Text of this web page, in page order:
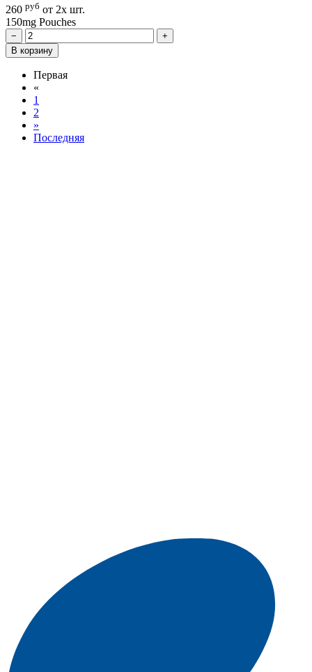
260 руб от 2х шт.
150mg Pouches
−
+
В корзину
Первая
«
1
2
»
Последняя